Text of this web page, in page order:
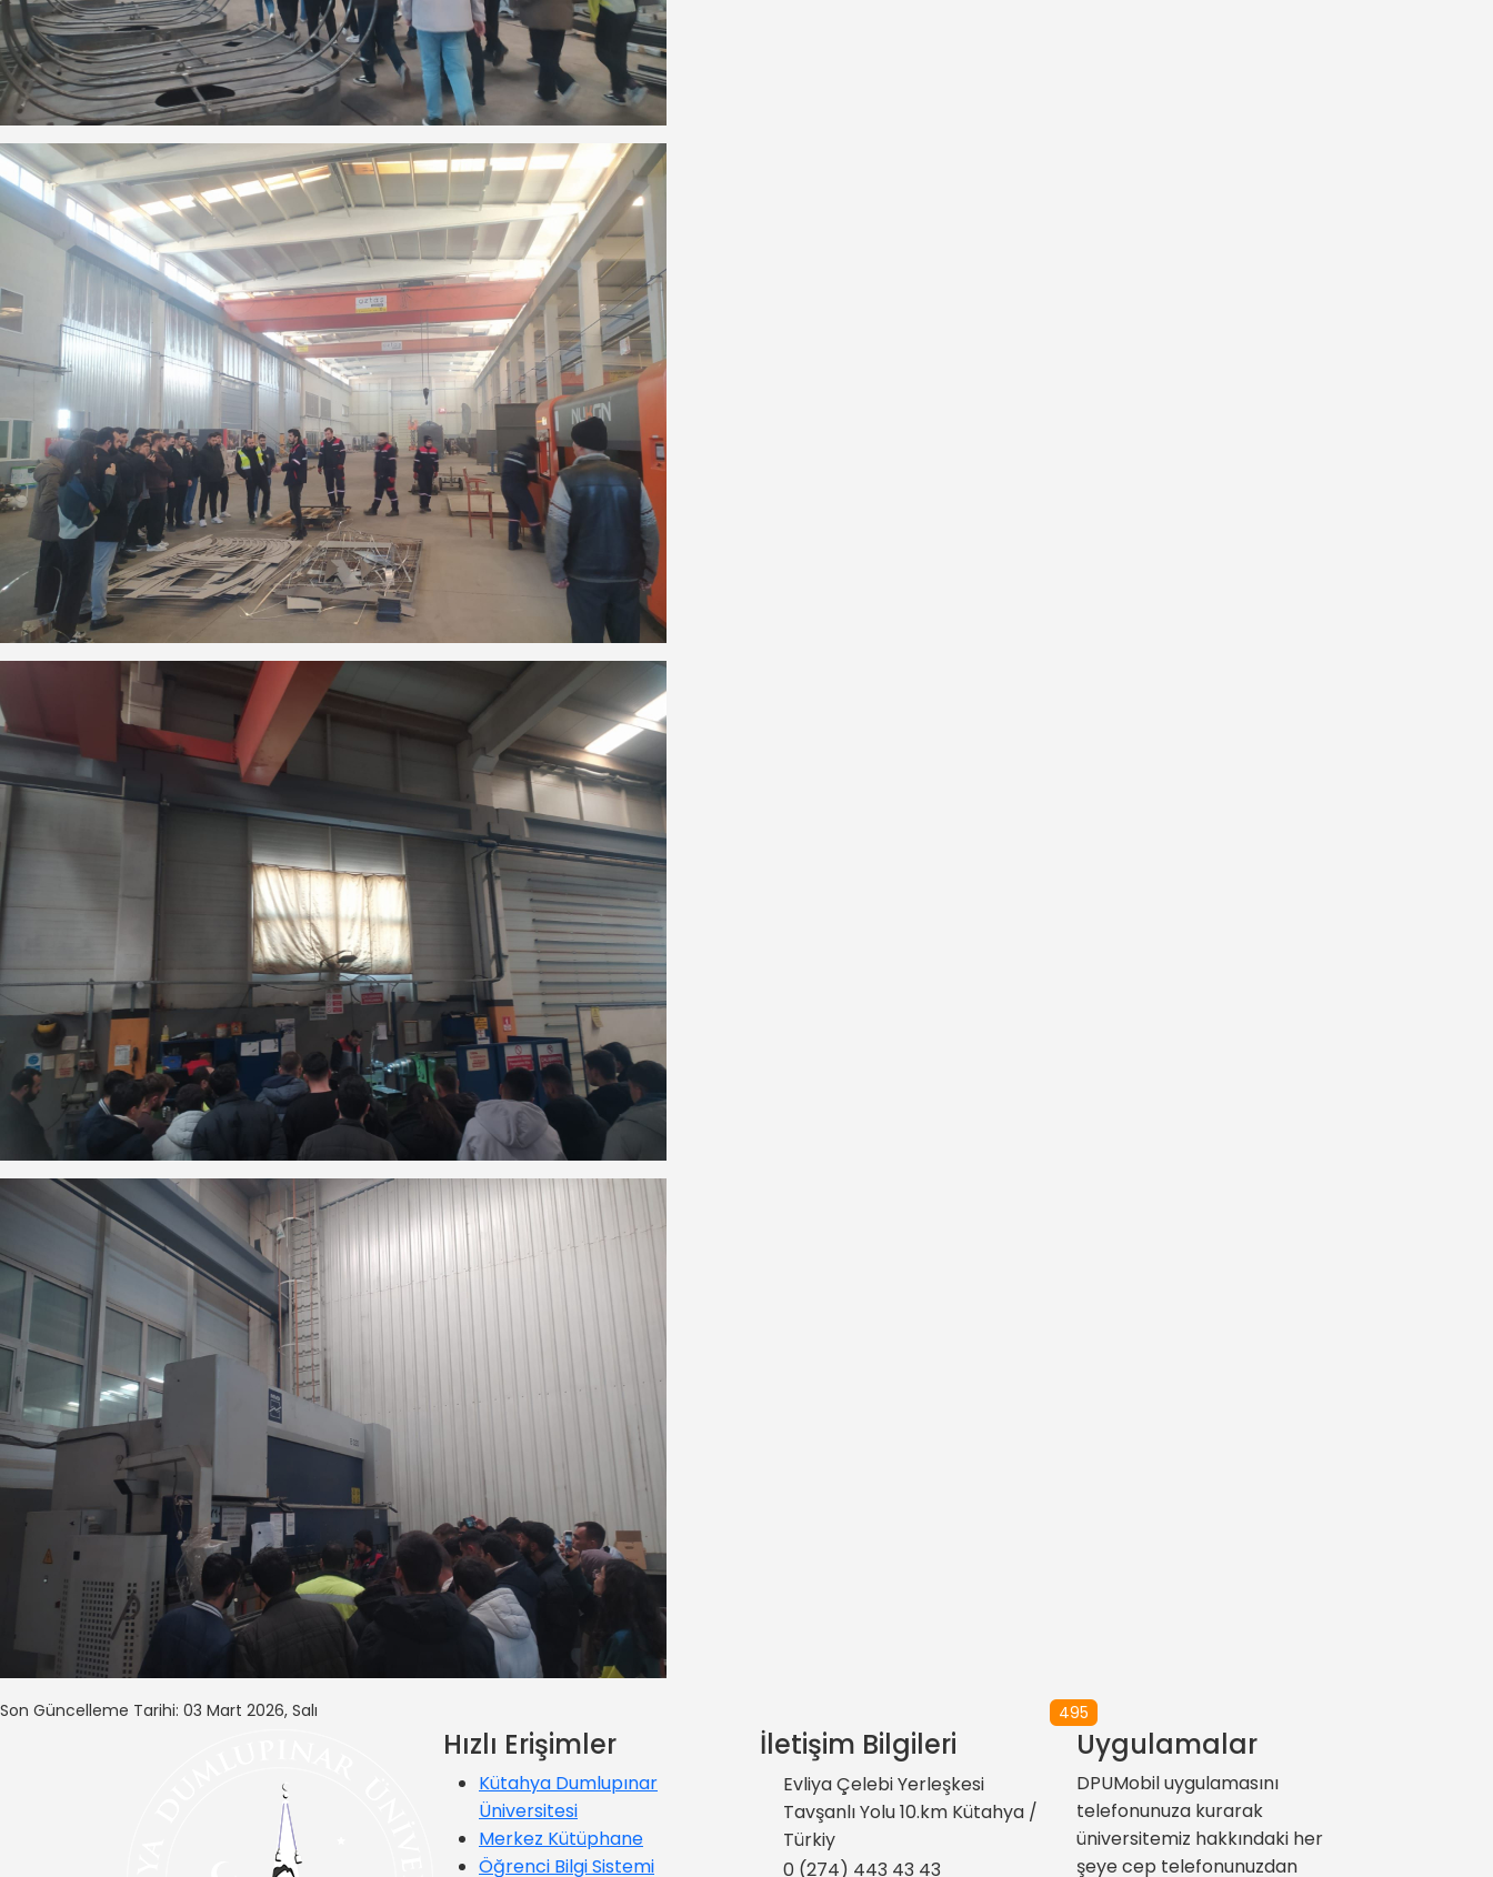
Son Güncelleme Tarihi: 03 Mart 2026, Salı 495
Hızlı Erişimler
Kütahya Dumlupınar
Üniversitesi
Merkez Kütüphane
Öğrenci Bilgi Sistemi
İletişim Bilgileri
Evliya Çelebi Yerleşkesi
Tavşanlı Yolu 10.km Kütahya /
Türkiy
0 (274) 443 43 43
Uygulamalar
DPUMobil uygulamasını
telefonunuza kurarak
üniversitemiz hakkındaki her
şeye cep telefonunuzdan